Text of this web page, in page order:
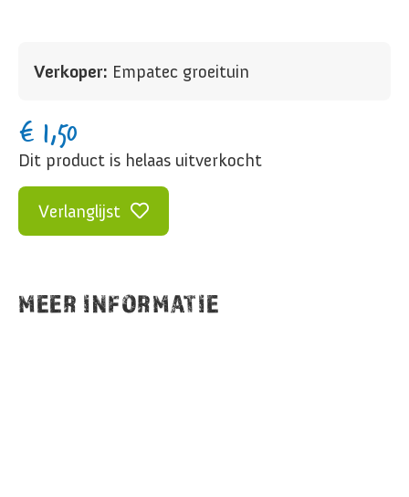
Verkoper: Empatec groeituin
€ 1,50
Dit product is helaas uitverkocht
Verlanglijst
MEER INFORMATIE